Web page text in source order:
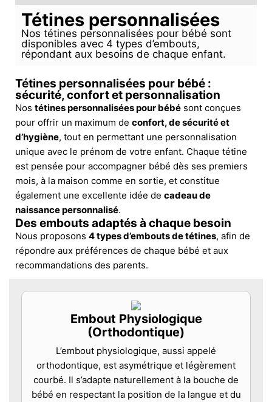
Tétines personnalisées
Nos tétines personnalisées pour bébé sont
disponibles avec 4 types d’embouts,
répondant aux besoins de chaque enfant.
Tétines personnalisées pour bébé :
sécurité, confort et personnalisation
Nos tétines personnalisées pour bébé sont conçues
pour offrir un maximum de confort, de sécurité et
d’hygiène, tout en permettant une personnalisation
unique avec le prénom de votre enfant. Chaque tétine
est pensée pour accompagner bébé dès ses premiers
mois, à la maison comme en sortie, et constitue
également une excellente idée de cadeau de
naissance personnalisé.
Des embouts adaptés à chaque besoin
Nous proposons 4 types d’embouts de tétines, afin de
répondre aux préférences de chaque bébé et aux
recommandations des parents.
Embout Physiologique
(Orthodontique)
L’embout physiologique, aussi appelé
orthodontique, est asymétrique et légèrement
courbé. Il s’adapte naturellement à la bouche de
bébé en respectant la position de la langue et du